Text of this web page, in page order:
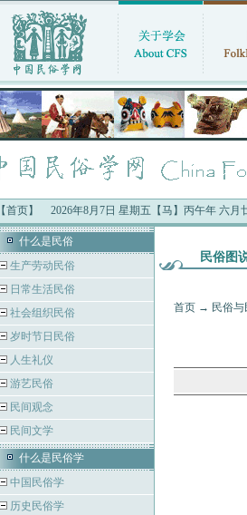
【首页】 2026年8月7日 星期五【马】丙午年 六月
中国民俗学会最新公告：·“中国
什么是民俗
生产劳动民俗
日常生活民俗
社会组织民俗
岁时节日民俗
人生礼仪
游艺民俗
民间观念
民间文学
什么是民俗学
中国民俗学
历史民俗学
民俗图
首页→ 民俗